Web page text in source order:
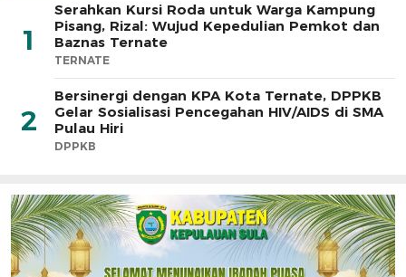
1
Serahkan Kursi Roda untuk Warga Kampung
Pisang, Rizal: Wujud Kepedulian Pemkot dan
Baznas Ternate
TERNATE
2
Bersinergi dengan KPA Kota Ternate, DPPKB
Gelar Sosialisasi Pencegahan HIV/AIDS di SMA
Pulau Hiri
DPPKB